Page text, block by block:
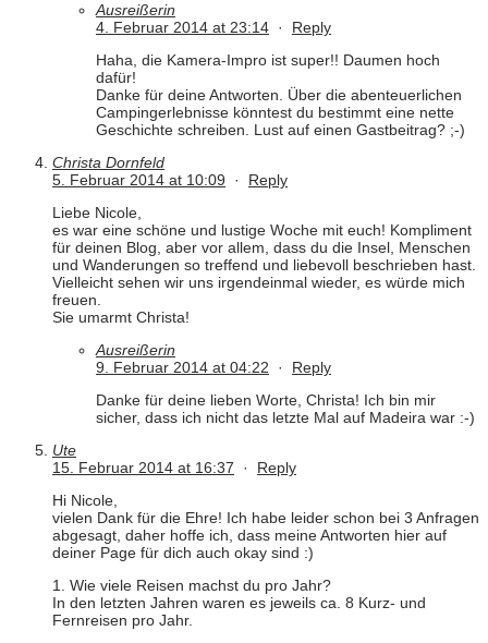
Ausreißerin
4. Februar 2014 at 23:14 · Reply
Haha, die Kamera-Impro ist super!! Daumen hoch
dafür!
Danke für deine Antworten. Über die abenteuerlichen
Campingerlebnisse könntest du bestimmt eine nette
Geschichte schreiben. Lust auf einen Gastbeitrag? ;-)
Christa Dornfeld
5. Februar 2014 at 10:09 · Reply
Liebe Nicole,
es war eine schöne und lustige Woche mit euch! Kompliment
für deinen Blog, aber vor allem, dass du die Insel, Menschen
und Wanderungen so treffend und liebevoll beschrieben hast.
Vielleicht sehen wir uns irgendeinmal wieder, es würde mich
freuen.
Sie umarmt Christa!
Ausreißerin
9. Februar 2014 at 04:22 · Reply
Danke für deine lieben Worte, Christa! Ich bin mir
sicher, dass ich nicht das letzte Mal auf Madeira war :-)
Ute
15. Februar 2014 at 16:37 · Reply
Hi Nicole,
vielen Dank für die Ehre! Ich habe leider schon bei 3 Anfragen
abgesagt, daher hoffe ich, dass meine Antworten hier auf
deiner Page für dich auch okay sind :)
1. Wie viele Reisen machst du pro Jahr?
In den letzten Jahren waren es jeweils ca. 8 Kurz- und
Fernreisen pro Jahr.